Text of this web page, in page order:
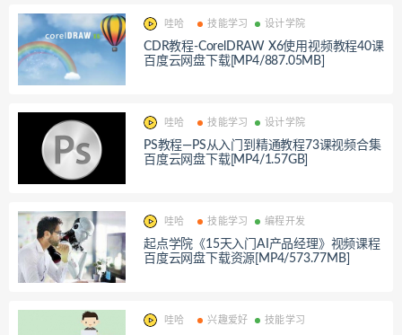
哇哈 技能学习 设计学院
CDR教程-CorelDRAW X6使用视频教程40课
百度云网盘下载[MP4/887.05MB]
哇哈 技能学习 设计学院
PS教程—PS从入门到精通教程73课视频合集
百度云网盘下载[MP4/1.57GB]
哇哈 技能学习 编程开发
起点学院《15天入门AI产品经理》视频课程
百度云网盘下载资源[MP4/573.77MB]
哇哈 兴趣爱好 技能学习